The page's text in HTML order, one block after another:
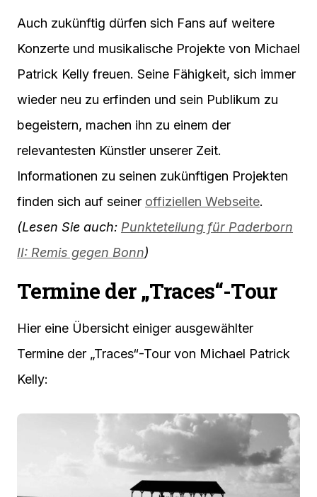
Auch zukünftig dürfen sich Fans auf weitere
Konzerte und musikalische Projekte von Michael
Patrick Kelly freuen. Seine Fähigkeit, sich immer
wieder neu zu erfinden und sein Publikum zu
begeistern, machen ihn zu einem der
relevantesten Künstler unserer Zeit.
Informationen zu seinen zukünftigen Projekten
finden sich auf seiner offiziellen Webseite.
(Lesen Sie auch: Punkteteilung für Paderborn
II: Remis gegen Bonn)
Termine der „Traces“-Tour
Hier eine Übersicht einiger ausgewählter
Termine der „Traces“-Tour von Michael Patrick
Kelly: